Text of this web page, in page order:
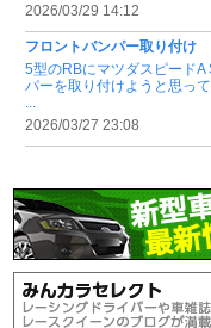
2026/03/29 14:12
フロントバンパー取り付け
5型のRBにマツダスピードA
パーを取り付けようと思っ
...
2026/03/27 23:08